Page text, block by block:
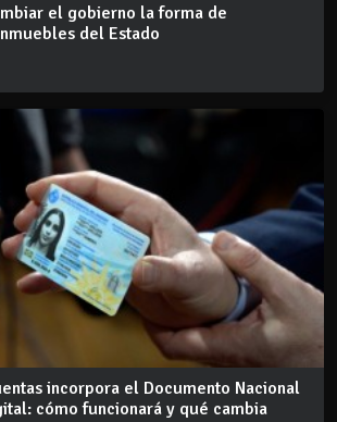
el gobierno la forma de
del Estado
incorpora el Documento Nacional
cómo funcionará y qué cambia